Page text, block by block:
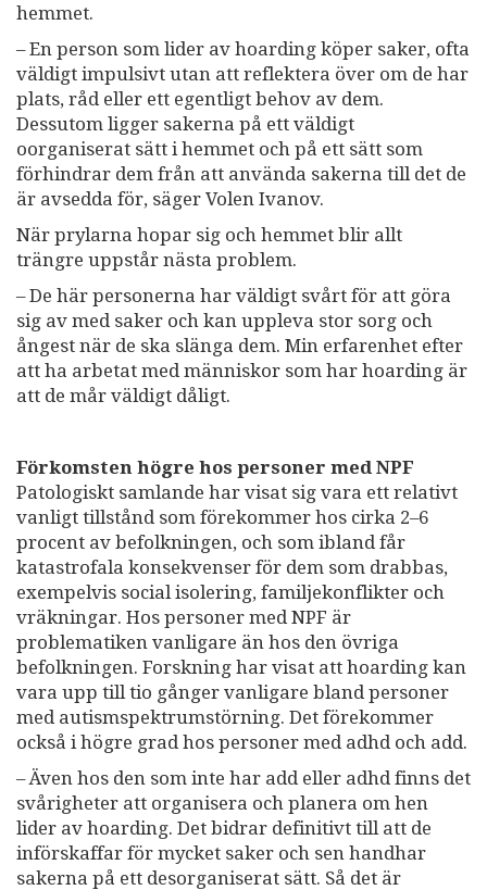
hemmet.
– En person som lider av hoarding köper saker, ofta
väldigt impulsivt utan att reflektera över om de har
plats, råd eller ett egentligt behov av dem.
Dessutom ligger sakerna på ett väldigt
oorganiserat sätt i hemmet och på ett sätt som
förhindrar dem från att använda sakerna till det de
är avsedda för, säger Volen Ivanov.
När prylarna hopar sig och hemmet blir allt
trängre uppstår nästa problem.
– De här personerna har väldigt svårt för att göra
sig av med saker och kan uppleva stor sorg och
ångest när de ska slänga dem. Min erfarenhet efter
att ha arbetat med människor som har hoarding är
att de mår väldigt dåligt.
Förkomsten högre hos personer med NPF
Patologiskt samlande har visat sig vara ett relativt
vanligt tillstånd som förekommer hos cirka 2–6
procent av befolkningen, och som ibland får
katastrofala konsekvenser för dem som drabbas,
exempelvis social isolering, familjekonflikter och
vräkningar. Hos personer med NPF är
problematiken vanligare än hos den övriga
befolkningen. Forskning har visat att hoarding kan
vara upp till tio gånger vanligare bland personer
med autismspektrumstörning. Det förekommer
också i högre grad hos personer med adhd och add.
– Även hos den som inte har add eller adhd finns det
svårigheter att organisera och planera om hen
lider av hoarding. Det bidrar definitivt till att de
införskaffar för mycket saker och sen handhar
sakerna på ett desorganiserat sätt. Så det är